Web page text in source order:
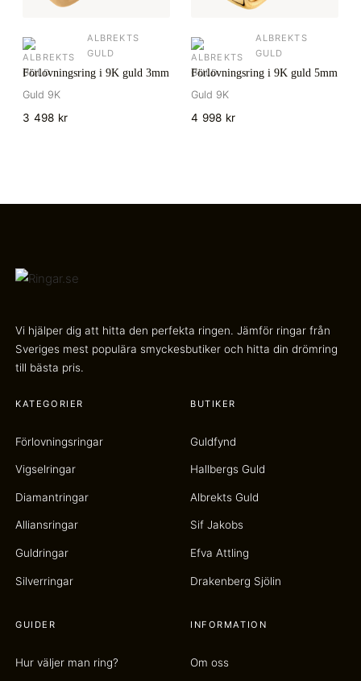
ALBREKTS
GULD
Förlovningsring i 9K guld 3mm
Guld 9K
3 498 kr
ALBREKTS
GULD
Förlovningsring i 9K guld 5mm
Guld 9K
4 998 kr
Vi hjälper dig att hitta den perfekta ringen. Jämför ringar från
Sveriges mest populära smyckesbutiker och hitta din drömring
till bästa pris.
KATEGORIER
Förlovningsringar
Vigselringar
Diamantringar
Alliansringar
Guldringar
Silverringar
BUTIKER
Guldfynd
Hallbergs Guld
Albrekts Guld
Sif Jakobs
Efva Attling
Drakenberg Sjölin
GUIDER
Hur väljer man ring?
INFORMATION
Om oss